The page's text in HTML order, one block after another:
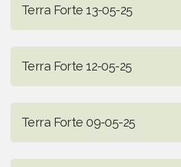
Terra Forte 13-05-25
Terra Forte 12-05-25
Terra Forte 09-05-25